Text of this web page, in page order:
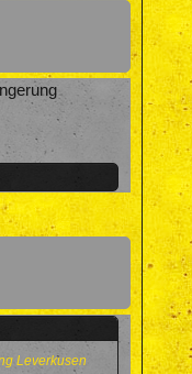
Leverkusen